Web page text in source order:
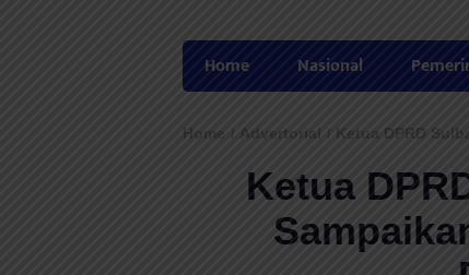
Home Nasional
Home / Advertorial / Ketua DPRD
Ketua